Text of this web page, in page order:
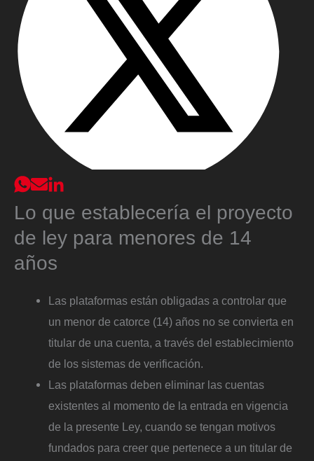
Lo que establecería el proyecto
de ley para menores de 14
años
Las plataformas están obligadas a controlar que
un menor de catorce (14) años no se convierta en
titular de una cuenta, a través del establecimiento
de los sistemas de verificación.
Las plataformas deben eliminar las cuentas
existentes al momento de la entrada en vigencia
de la presente Ley, cuando se tengan motivos
fundados para creer que pertenece a un titular de